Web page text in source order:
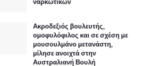
Ακροδεξιός βουλευτής,
ομοφυλόφιλος και σε σχέση με
μουσουλμάνο μετανάστη,
μίλησε ανοιχτά στην
Αυστραλιανή Βουλή